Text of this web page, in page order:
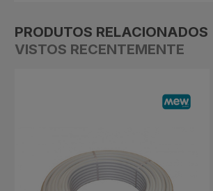
PRODUTOS RELACIONADOS
VISTOS RECENTEMENTE